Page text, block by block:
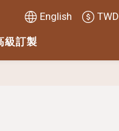
English TWD
級訂製